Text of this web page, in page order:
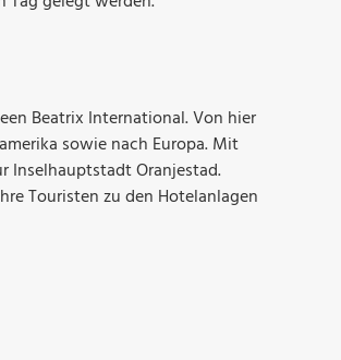
Beatrix International. Von hier
sowie nach Europa. Mit
Inselhauptstadt Oranjestad.
Touristen zu den Hotelanlagen